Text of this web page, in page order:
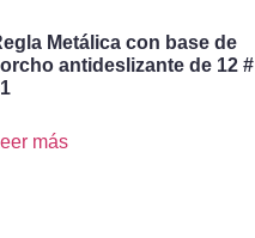
Metálica con base de
antideslizante de 12 #
más